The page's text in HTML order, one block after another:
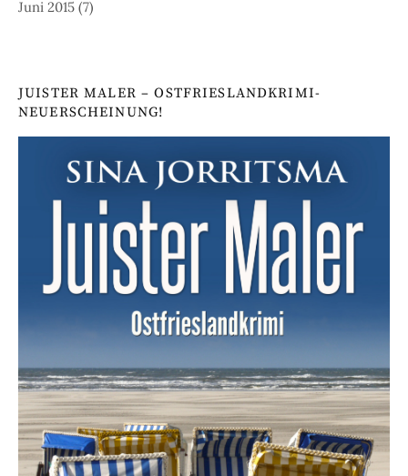
Juni 2015 (7)
JUISTER MALER – OSTFRIESLANDKRIMI-
NEUERSCHEINUNG!